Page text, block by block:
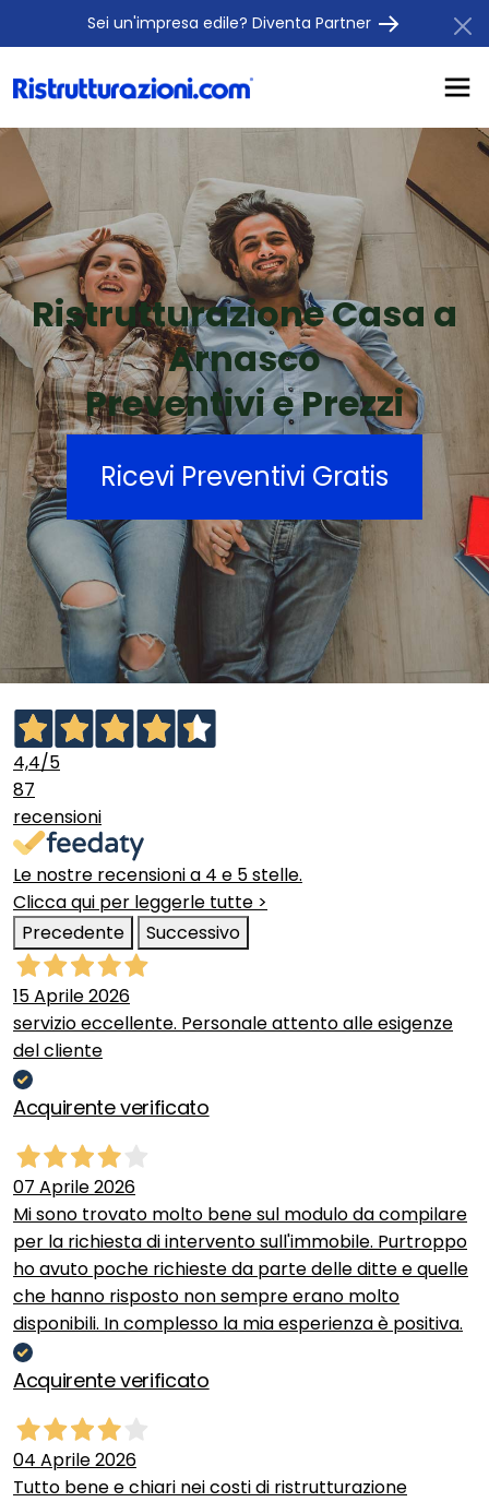
Sei un'impresa edile? Diventa Partner
Ristrutturazione Casa a
Arnasco
Preventivi e Prezzi
Ricevi Preventivi Gratis
4,4/5
87
recensioni
Le nostre recensioni a 4 e 5 stelle.
Clicca qui per leggerle tutte >
Precedente
Successivo
15 Aprile 2026
servizio eccellente. Personale attento alle esigenze
del cliente
Acquirente verificato
07 Aprile 2026
Mi sono trovato molto bene sul modulo da compilare
per la richiesta di intervento sull'immobile. Purtroppo
ho avuto poche richieste da parte delle ditte e quelle
che hanno risposto non sempre erano molto
disponibili. In complesso la mia esperienza è positiva.
Acquirente verificato
04 Aprile 2026
Tutto bene e chiari nei costi di ristrutturazione